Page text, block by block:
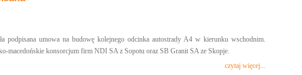
umowa na budowę kolejnego odcinka autostrady A4 w kierunku wschodnim.
macedońskie konsorcjum firm NDI SA z Sopotu oraz SB Granit SA ze Skopje.
czytaj więcej...